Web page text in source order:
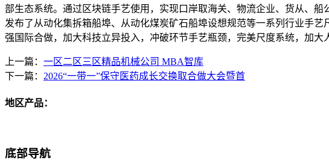
部生态系统。通过区块链手艺使用，实现口岸取海关、物流企业、货从、
发布了从动化集拆箱船埠、从动化煤炭矿石船埠设想规范等一系列行业手
强国际合做，加大科技立异投入，冲破环节手艺瓶颈，完美尺度系统，加大
上一篇： 一区二区三区精品机械公司 MBA智库
下一篇： 2026“一带一”保守医药成长交换取合做大会暨首
地区产品：
底部导航